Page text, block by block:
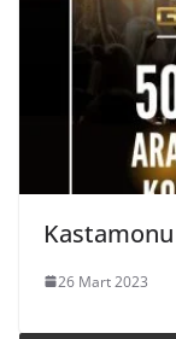
26 Mart 2023